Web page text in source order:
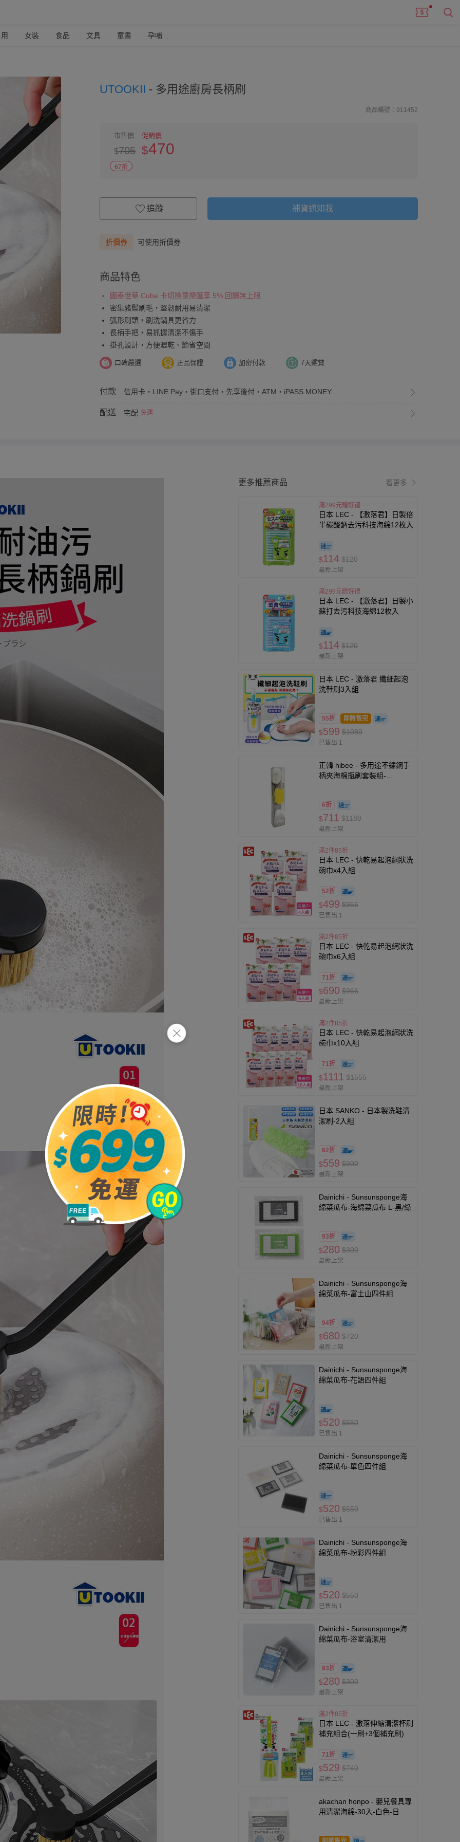
女裝 食品 文具 童書 孕哺
UTOOKII - 多用途廚房長柄刷
商品編號：911452
市售價
$705
促銷價
$470
67折
追蹤 補貨通知我
折價券 可使用折價券
商品特色
國泰世華 Cube 卡切換童樂匯享 5% 回饋無上限
密集豬鬃刷毛，堅韌耐用易清潔
弧形刷頭，刷洗鍋具更省力
長柄手把，易抓握清潔不傷手
掛孔設計，方便瀝乾、節省空間
口碑嚴選 正品保證 加密付款 7天鑑賞
付款 信用卡・LINE Pay・街口支付・先享後付・ATM・iPASS MONEY
配送 宅配 免運
更多推薦商品 看更多
滿299元贈好禮
日本 LEC - 【激落君】日製倍
半碳酸鈉去污科技海綿12枚入
$114 $120
最新上架
滿299元贈好禮
日本 LEC - 【激落君】日製小
蘇打去污科技海綿12枚入
$114 $120
最新上架
日本 LEC - 激落君 纖細起泡
洗鞋刷3入組
55折 即將售完
$599 $1080
已售出 1
正韓 hibee - 多用途不鏽鋼手
柄夾海棉瓶刷套裝組-
6折
$711 $1188
最新上架
滿2件85折
日本 LEC - 快乾易起泡網狀洗
碗巾x4入組
52折
$499 $966
已售出 1
滿2件85折
日本 LEC - 快乾易起泡網狀洗
碗巾x6入組
71折
$690 $966
最新上架
滿2件85折
日本 LEC - 快乾易起泡網狀洗
碗巾x10入組
71折
$1111 $1555
最新上架
日本 SANKO - 日本製洗鞋清
潔刷-2入組
62折
$559 $900
最新上架
Dainichi - Sunsunsponge海
綿菜瓜布-海綿菜瓜布 L-黑/綠
93折
$280 $300
最新上架
Dainichi - Sunsunsponge海
綿菜瓜布-富士山四件組
94折
$680 $720
最新上架
Dainichi - Sunsunsponge海
綿菜瓜布-花語四件組
$520 $550
已售出 1
Dainichi - Sunsunsponge海
綿菜瓜布-單色四件組
$520 $550
已售出 1
Dainichi - Sunsunsponge海
綿菜瓜布-粉彩四件組
$520 $550
已售出 1
Dainichi - Sunsunsponge海
綿菜瓜布-浴室清潔用
93折
$280 $300
最新上架
滿2件85折
日本 LEC - 激落伸縮清潔杯刷
補充組合(一刷+3個補充刷)
71折
$529 $740
最新上架
akachan honpo - 嬰兒餐具專
用清潔海綿-30入-白色-日本